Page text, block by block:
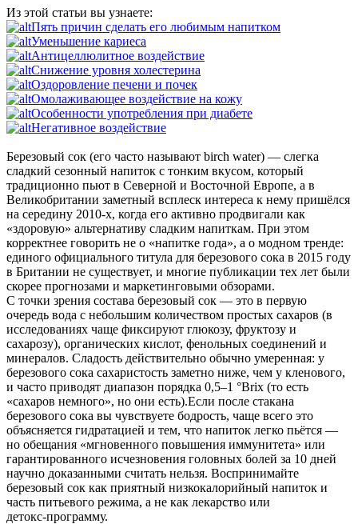
Из этой статьи вы узнаете:
Пять причин сделать его любимым напитком
Уменьшение кариеса
Антицеллюлитное воздействие
Снижение уровня холестерина
Оздоровление печени и почек
Омолаживающее воздействие на кожу
Особенности употребления при диабете
Негативное воздействие
Березовый сок (его часто называют birch water) — слегка
сладкий сезонный напиток с тонким вкусом, который
традиционно пьют в Северной и Восточной Европе, а в
Великобритании заметный всплеск интереса к нему пришёлся
на середину 2010‑х, когда его активно продвигали как
«здоровую» альтернативу сладким напиткам. При этом
корректнее говорить не о «напитке года», а о модном тренде:
единого официального титула для березового сока в 2015 году
в Британии не существует, и многие публикации тех лет были
скорее прогнозами и маркетинговыми обзорами.
​С точки зрения состава березовый сок — это в первую
очередь вода с небольшим количеством простых сахаров (в
исследованиях чаще фиксируют глюкозу, фруктозу и
сахарозу), органических кислот, фенольных соединений и
минералов. Сладость действительно обычно умеренная: у
березового сока сахаристость заметно ниже, чем у кленового,
и часто приводят диапазон порядка 0,5–1 °Brix (то есть
«сахаров немного», но они есть).Если после стакана
березового сока вы чувствуете бодрость, чаще всего это
объясняется гидратацией и тем, что напиток легко пьётся —
но обещания «мгновенного повышения иммунитета» или
гарантированного исчезновения головных болей за 10 дней
научно доказанными считать нельзя. Воспринимайте
березовый сок как приятный низкокалорийный напиток и
часть питьевого режима, а не как лекарство или
детокс‑программу.